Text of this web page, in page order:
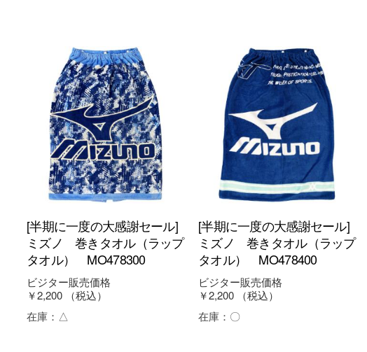
[半期に一度の大感謝セール]
ミズノ 巻きタオル（ラップ
タオル） MO478300
ビジター販売価格
￥2,200
（税込）
在庫： △
[半期に一度の大感謝セール]
ミズノ 巻きタオル（ラップ
タオル） MO478400
ビジター販売価格
￥2,200
（税込）
在庫： 〇